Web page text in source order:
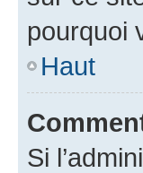
pourquoi
Haut
Si